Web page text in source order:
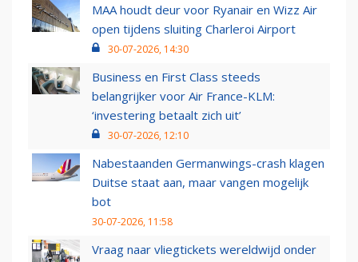
MAA houdt deur voor Ryanair en Wizz Air
open tijdens sluiting Charleroi Airport
30-07-2026, 14:30
Business en First Class steeds
belangrijker voor Air France-KLM:
‘investering betaalt zich uit’
30-07-2026, 12:10
Nabestaanden Germanwings-crash klagen
Duitse staat aan, maar vangen mogelijk
bot
30-07-2026, 11:58
Vraag naar vliegtickets wereldwijd onder